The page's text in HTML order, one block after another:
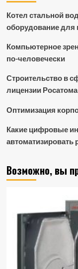
Котел стальной
оборудование для
Компьютерное
по-человечески
Строительство в
лицензии
Оптимизация
Какие цифровые
автоматизировать
Возможно, вы